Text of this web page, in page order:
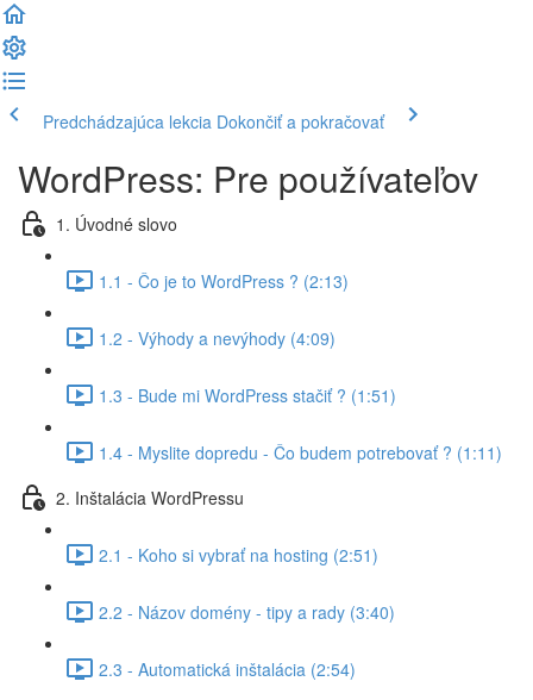
Predchádzajúca lekcia Dokončiť a pokračovať
WordPress: Pre používateľov
1. Úvodné slovo
1.1 - Čo je to WordPress ? (2:13)
1.2 - Výhody a nevýhody (4:09)
1.3 - Bude mi WordPress stačiť ? (1:51)
1.4 - Myslite dopredu - Čo budem potrebovať ? (1:11)
2. Inštalácia WordPressu
2.1 - Koho si vybrať na hosting (2:51)
2.2 - Názov domény - tipy a rady (3:40)
2.3 - Automatická inštalácia (2:54)